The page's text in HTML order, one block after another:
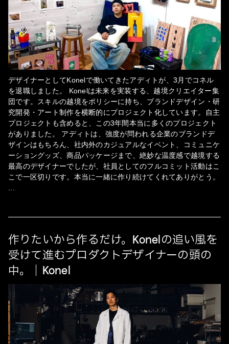
デザイナーとしてKonelで働いてきたアディトが、3月でコネル
を退職しました。 Konelは未来を実装する、越境クリエイター集
団です。スキルの越境をポリシーに持ち、ブランドデザイン・研
究開発・アート制作を横断的にプロジェクト化しています。自主
プロジェクトも含めると、この3年間本当に多くのプロジェクト
がありました。 アディトは、強度が問われる企業のブランドデ
ザインはもちろん、社内外のカジュアルなイベント、コミュニケ
ーショングッズ、商品パッケージまで、絶妙な温度感で越境する
最高のデザイナーでしたが、社員としてのフルコミット活動はこ
こで一区切りです。本当に一緒に作り続けてくれてありがとう。
...
作りたいから作るだけ。Konelの追い風を
受けて進むプロダクトデザイナーの頭の
中。｜Konel